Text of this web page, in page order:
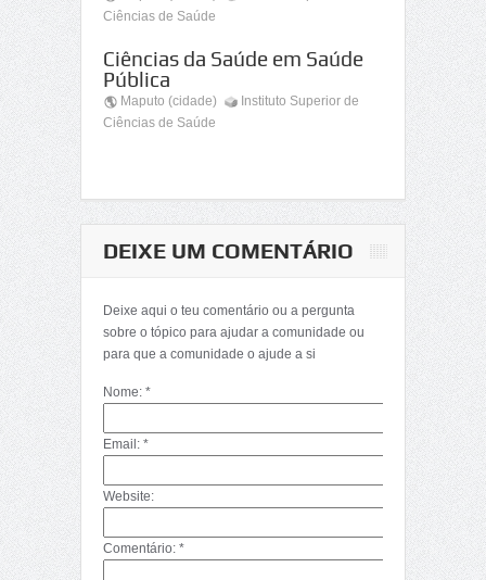
Ciências de Saúde
Ciências da Saúde em Saúde
Pública
Maputo (cidade)
Instituto Superior de
Ciências de Saúde
DEIXE UM COMENTÁRIO
Deixe aqui o teu comentário ou a pergunta
sobre o tópico para ajudar a comunidade ou
para que a comunidade o ajude a si
Nome: *
Email: *
Website:
Comentário: *